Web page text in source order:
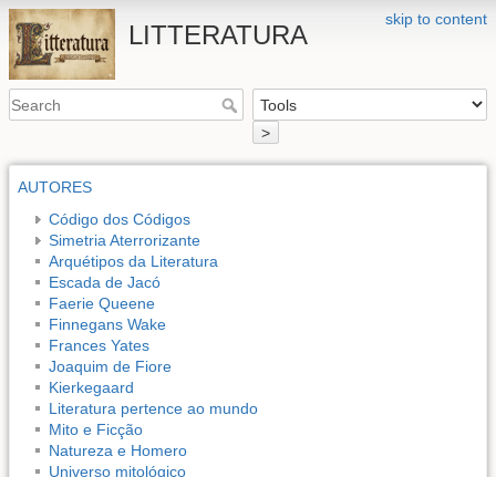
skip to content
LITTERATURA
>
AUTORES
Código dos Códigos
Simetria Aterrorizante
Arquétipos da Literatura
Escada de Jacó
Faerie Queene
Finnegans Wake
Frances Yates
Joaquim de Fiore
Kierkegaard
Literatura pertence ao mundo
Mito e Ficção
Natureza e Homero
Universo mitológico